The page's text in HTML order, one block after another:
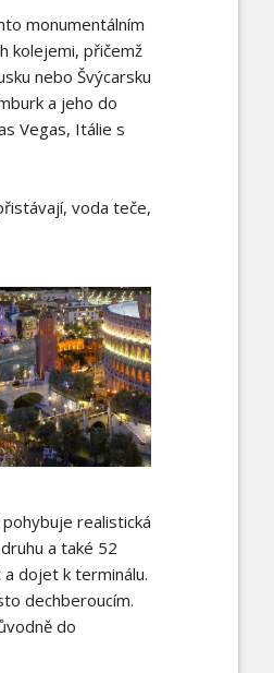
monumentálním
kolejemi, přičemž
nebo Švýcarsku
a jeho do
Vegas, Itálie s
voda teče,
realistická
a také 52
dojet k terminálu.
dechberoucím.
do